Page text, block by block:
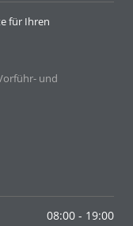
für Ihren
und
08:00 - 19:00